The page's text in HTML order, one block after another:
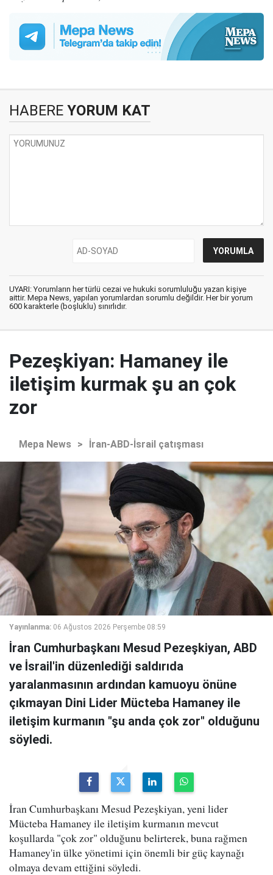
HABERE YORUM KAT
UYARI: Yorumların her türlü cezai ve hukuki sorumluluğu yazan kişiye
aittir. Mepa News, yapılan yorumlardan sorumlu değildir. Her bir yorum
600 karakterle (boşluklu) sınırlıdır.
Pezeşkiyan: Hamaney ile
iletişim kurmak şu an çok
zor
Mepa News > İran-ABD-İsrail çatışması
Yayınlanma: 06 Ağustos 2026 Perşembe 08:59
İran Cumhurbaşkanı Mesud Pezeşkiyan, ABD
ve İsrail'in düzenlediği saldırıda
yaralanmasının ardından kamuoyu önüne
çıkmayan Dini Lider Mücteba Hamaney ile
iletişim kurmanın "şu anda çok zor" olduğunu
söyledi.
İran Cumhurbaşkanı Mesud Pezeşkiyan, yeni lider
Mücteba Hamaney ile iletişim kurmanın mevcut
koşullarda "çok zor" olduğunu belirterek, buna rağmen
Hamaney'in ülke yönetimi için önemli bir güç kaynağı
olmaya devam ettiğini söyledi.